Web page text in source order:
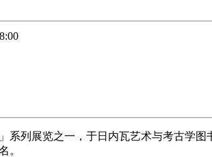
」系列展览之一，于日内瓦艺术与考古学
。